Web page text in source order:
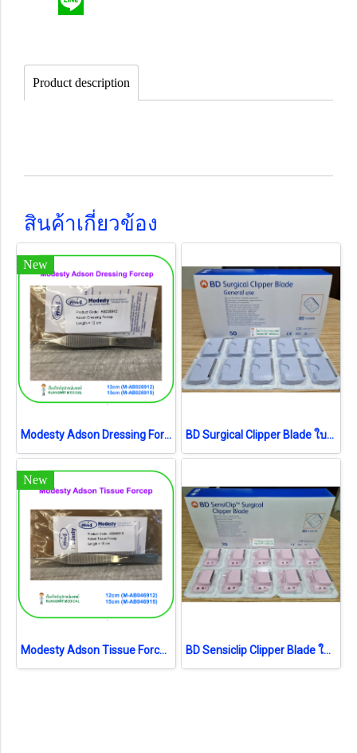
Product description
สินค้าเกี่ยวข้อง
New
Modesty Adson Dressing Forcep (เยอรมัน) BD Surgical Clipper Blade ใบมีด (4406) (1 ชิ้น) (exp 04-2026)
New
Modesty Adson Tissue Forcep (เยอรมัน) BD Sensiclip Clipper Blade ใบมีดอ่อนโยน (4430A) (1ชิ้น) (exp 05-2025)